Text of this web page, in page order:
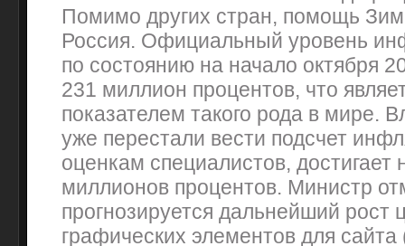
Помимо других стран, помощь
Россия. Официальный уровень
по состоянию на начало октября
231 миллион процентов, что
показателем такого рода в мире.
уже перестали вести подсчет
оценкам специалистов, достигает
миллионов процентов. Министр
прогнозируется дальнейший рост
графических элементов для